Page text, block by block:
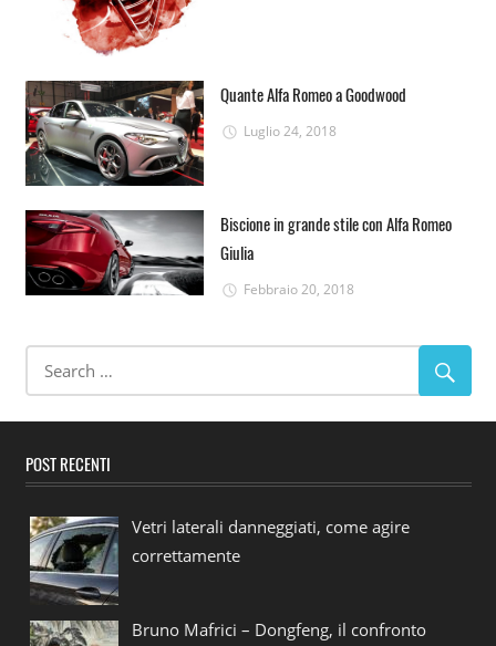
Quante Alfa Romeo a Goodwood
Luglio 24, 2018
Biscione in grande stile con Alfa Romeo
Giulia
Febbraio 20, 2018
POST RECENTI
Vetri laterali danneggiati, come agire
correttamente
Bruno Mafrici – Dongfeng, il confronto